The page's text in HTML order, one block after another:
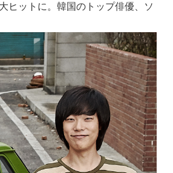
ヒットに。韓国のトップ俳優、ソ